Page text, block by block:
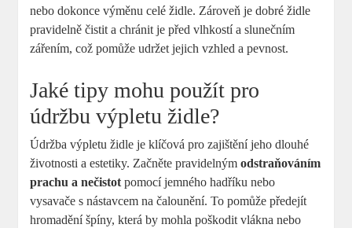
nebo dokonce výměnu celé židle. Zároveň je dobré židle
pravidelně čistit a chránit je před vlhkostí a slunečním
zářením, což pomůže udržet jejich vzhled a pevnost.
Jaké tipy mohu použít pro
údržbu výpletu židle?
Údržba výpletu židle je klíčová pro zajištění jeho dlouhé
životnosti a estetiky. Začněte pravidelnýmodstraňováním
prachu a nečistot pomocí jemného hadříku nebo
vysavače s nástavcem na čalounění. To pomůže předejít
hromadění špíny, která by mohla poškodit vlákna nebo